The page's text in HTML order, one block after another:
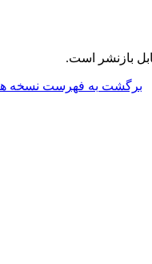
بازنشر است.
برگشت به فهرست نسخه